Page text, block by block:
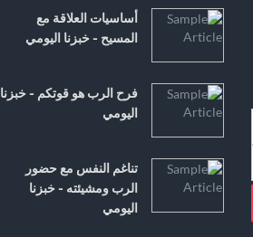
أساسيات العلاقة مع
المسيح - خبزنا اليومي
فرح الرب هو قوتكم - خبزنا
اليومي
تناغم النفس مع حضور
الرب ومشيئته - خبزنا
اليومي